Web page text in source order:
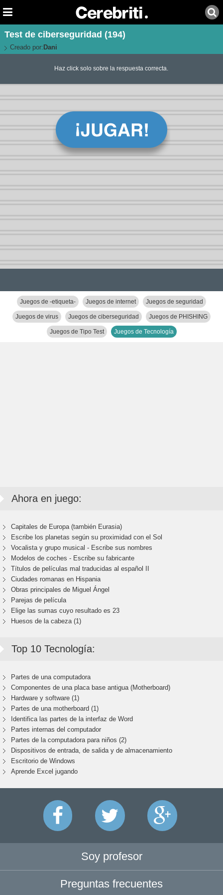
Test de ciberseguridad (194)
Creado por: Dani
Haz click solo sobre la respuesta correcta.
Juegos de -etiqueta- Juegos de internet Juegos de seguridad
Juegos de virus Juegos de ciberseguridad Juegos de PHISHING
Juegos de Tipo Test Juegos de Tecnología
Ahora en juego:
Capitales de Europa (también Eurasia)
Escribe los planetas según su proximidad con el Sol
Vocalista y grupo musical - Escribe sus nombres
Modelos de coches - Escribe su fabricante
Títulos de películas mal traducidas al español II
Ciudades romanas en Hispania
Obras principales de Miguel Ángel
Parejas de película
Elige las sumas cuyo resultado es 23
Huesos de la cabeza (1)
Top 10 Tecnología:
Partes de una computadora
Componentes de una placa base antigua (Motherboard)
Hardware y software (1)
Partes de una motherboard (1)
Identifica las partes de la interfaz de Word
Partes internas del computador
Partes de la computadora para niños (2)
Dispositivos de entrada, de salida y de almacenamiento
Escritorio de Windows
Aprende Excel jugando
Soy profesor
Preguntas frecuentes